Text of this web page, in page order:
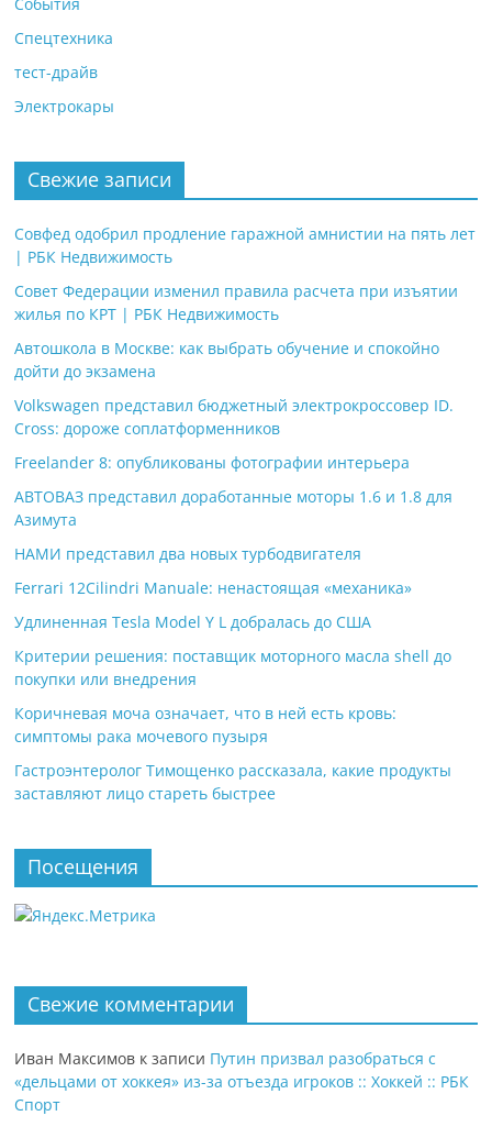
Спецтехника
тест-драйв
Электрокары
Свежие записи
Совфед одобрил продление гаражной амнистии на пять лет
| РБК Недвижимость
Совет Федерации изменил правила расчета при изъятии
жилья по КРТ | РБК Недвижимость
Автошкола в Москве: как выбрать обучение и спокойно
дойти до экзамена
Volkswagen представил бюджетный электрокроссовер ID.
Cross: дороже соплатформенников
Freelander 8: опубликованы фотографии интерьера
АВТОВАЗ представил доработанные моторы 1.6 и 1.8 для
Азимута
НАМИ представил два новых турбодвигателя
Ferrari 12Cilindri Manuale: ненастоящая «механика»
Удлиненная Tesla Model Y L добралась до США
Критерии решения: поставщик моторного масла shell до
покупки или внедрения
Коричневая моча означает, что в ней есть кровь:
симптомы рака мочевого пузыря
Гастроэнтеролог Тимощенко рассказала, какие продукты
заставляют лицо стареть быстрее
Посещения
Свежие комментарии
Иван Максимов к записи Путин призвал разобраться с
«дельцами от хоккея» из-за отъезда игроков :: Хоккей :: РБК
Спорт